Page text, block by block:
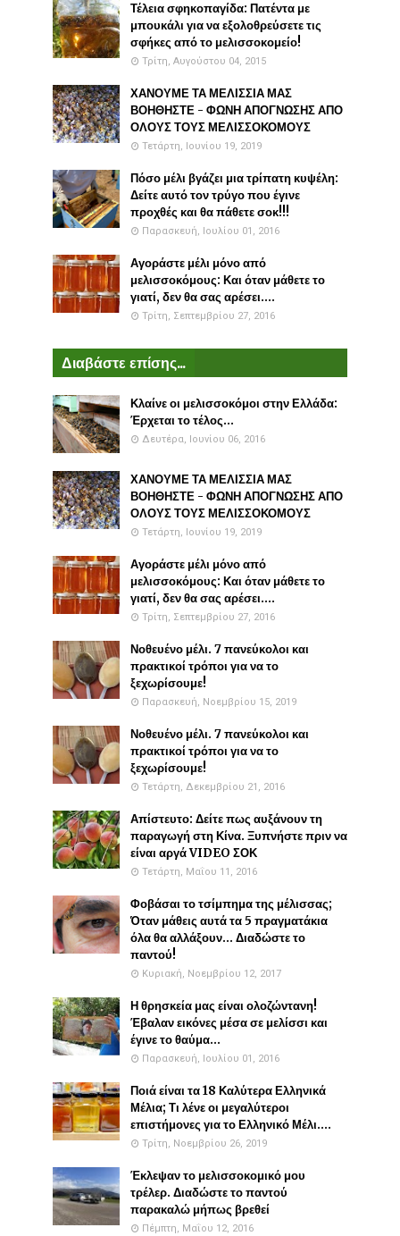
Τέλεια σφηκοπαγίδα: Πατέντα με
μπουκάλι για να εξολοθρεύσετε τις
σφήκες από το μελισσοκομείο!
Τρίτη, Αυγούστου 04, 2015
ΧΑΝΟΥΜΕ ΤΑ ΜΕΛΙΣΣΙΑ ΜΑΣ
ΒΟΗΘΗΣΤΕ - ΦΩΝΗ ΑΠΟΓΝΩΣΗΣ ΑΠΟ
ΟΛΟΥΣ ΤΟΥΣ ΜΕΛΙΣΣΟΚΟΜΟΥΣ
Τετάρτη, Ιουνίου 19, 2019
Πόσο μέλι βγάζει μια τρίπατη κυψέλη:
Δείτε αυτό τον τρύγο που έγινε
προχθές και θα πάθετε σοκ!!!
Παρασκευή, Ιουλίου 01, 2016
Αγοράστε μέλι μόνο από
μελισσοκόμους: Και όταν μάθετε το
γιατί, δεν θα σας αρέσει....
Τρίτη, Σεπτεμβρίου 27, 2016
Διαβάστε επίσης...
Κλαίνε οι μελισσοκόμοι στην Ελλάδα:
Έρχεται το τέλος...
Δευτέρα, Ιουνίου 06, 2016
ΧΑΝΟΥΜΕ ΤΑ ΜΕΛΙΣΣΙΑ ΜΑΣ
ΒΟΗΘΗΣΤΕ - ΦΩΝΗ ΑΠΟΓΝΩΣΗΣ ΑΠΟ
ΟΛΟΥΣ ΤΟΥΣ ΜΕΛΙΣΣΟΚΟΜΟΥΣ
Τετάρτη, Ιουνίου 19, 2019
Αγοράστε μέλι μόνο από
μελισσοκόμους: Και όταν μάθετε το
γιατί, δεν θα σας αρέσει....
Τρίτη, Σεπτεμβρίου 27, 2016
Νοθευένο μέλι. 7 πανεύκολοι και
πρακτικοί τρόποι για να το
ξεχωρίσουμε!
Παρασκευή, Νοεμβρίου 15, 2019
Νοθευένο μέλι. 7 πανεύκολοι και
πρακτικοί τρόποι για να το
ξεχωρίσουμε!
Τετάρτη, Δεκεμβρίου 21, 2016
Απίστευτο: Δείτε πως αυξάνουν τη
παραγωγή στη Κίνα. Ξυπνήστε πριν να
είναι αργά VIDEO ΣΟΚ
Τετάρτη, Μαΐου 11, 2016
Φοβάσαι το τσίμπημα της μέλισσας;
Όταν μάθεις αυτά τα 5 πραγματάκια
όλα θα αλλάξουν... Διαδώστε το
παντού!
Κυριακή, Νοεμβρίου 12, 2017
Η θρησκεία μας είναι ολοζώντανη!
Έβαλαν εικόνες μέσα σε μελίσσι και
έγινε το θαύμα...
Παρασκευή, Ιουλίου 01, 2016
Ποιά είναι τα 18 Καλύτερα Ελληνικά
Μέλια; Τι λένε οι μεγαλύτεροι
επιστήμονες για το Ελληνικό Μέλι....
Τρίτη, Νοεμβρίου 26, 2019
Έκλεψαν το μελισσοκομικό μου
τρέλερ. Διαδώστε το παντού
παρακαλώ μήπως βρεθεί
Πέμπτη, Μαΐου 12, 2016